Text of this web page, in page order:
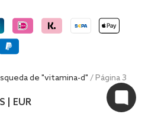
de "vitamina-d" / Página 3
| EUR